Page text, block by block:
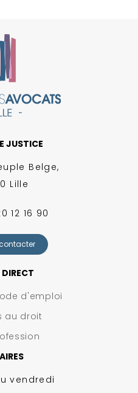
JUSTICE
Belge,
Lille
12 16 90
d'emploi
au droit
vendredi